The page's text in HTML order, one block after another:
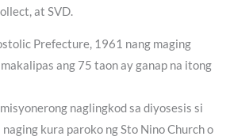
at SVD.
Prefecture, 1961 nang maging
ang 75 taon ay ganap na itong
naglingkod sa diyosesis si
kura paroko ng Sto Nino Church o